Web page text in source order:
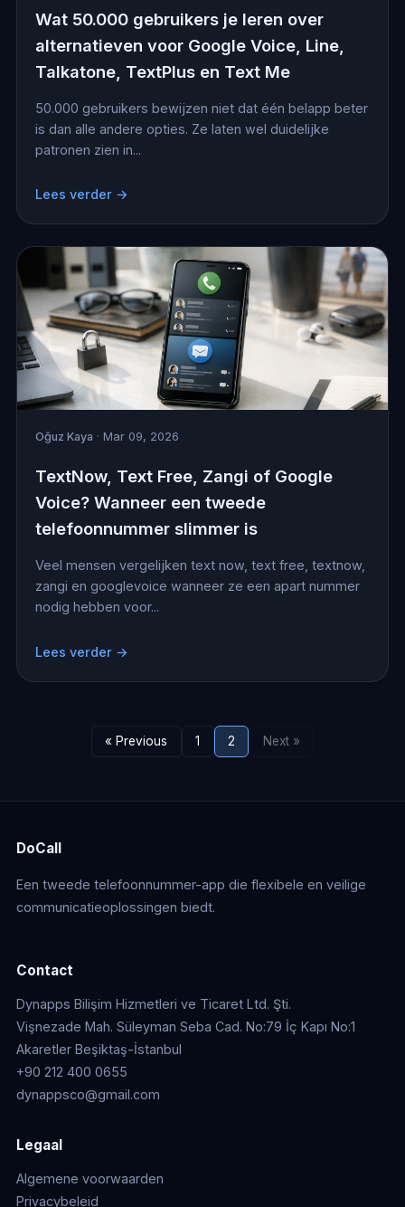
Wat 50.000 gebruikers je leren over
alternatieven voor Google Voice, Line,
Talkatone, TextPlus en Text Me
50.000 gebruikers bewijzen niet dat één belapp beter
is dan alle andere opties. Ze laten wel duidelijke
patronen zien in...
Lees verder →
Oğuz Kaya · Mar 09, 2026
TextNow, Text Free, Zangi of Google
Voice? Wanneer een tweede
telefoonnummer slimmer is
Veel mensen vergelijken text now, text free, textnow,
zangi en googlevoice wanneer ze een apart nummer
nodig hebben voor...
Lees verder →
« Previous 1 2 Next »
DoCall
Een tweede telefoonnummer-app die flexibele en veilige
communicatieoplossingen biedt.
Contact
Dynapps Bilişim Hizmetleri ve Ticaret Ltd. Şti.
Vişnezade Mah. Süleyman Seba Cad. No:79 İç Kapı No:1
Akaretler Beşiktaş-İstanbul
+90 212 400 0655
dynappsco@gmail.com
Legaal
Algemene voorwaarden
Privacybeleid